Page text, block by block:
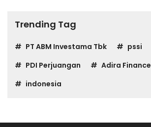
Trending Tag
PT ABM Investama Tbk
pssi
PDI Perjuangan
Adira Finance
indonesia